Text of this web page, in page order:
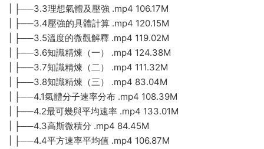
| ├──3.3理想氣體及壓強 .mp4 106.17M
| ├──3.4壓強的具體計算 .mp4 120.15M
| ├──3.5溫度的微觀解釋 .mp4 119.02M
| ├──3.6知識精煉（一） .mp4 124.38M
| ├──3.7知識精煉（二） .mp4 111.32M
| ├──3.8知識精煉（三） .mp4 83.04M
| ├──4.1氣體分子速率分布 .mp4 108.39M
| ├──4.2最可幾與平均速率 .mp4 133.01M
| ├──4.3高斯微積分 .mp4 84.45M
| ├──4.4平方速率平均值 .mp4 106.87M